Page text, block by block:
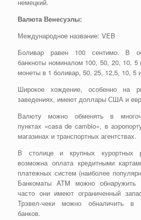
немецкий.
Валюта Венесуэлы:
Международное название: VEB
Боливар равен 100 сентимо. В
банкноты номиналом 100, 50, 20, 10, 5
монеты в 1 боливар, 50, 25, 12,5, 10, 5
Широкое хождение, особенно на
заведениях, имеют доллары США и
Валюту можно обменять в
пунктах «casa de cambio», в
магазинах и транспортных агентствах.
В столице и крупных курортных
возможна оплата кредитными
платежных систем (наиболее
Банкоматы ATM можно обнаружить
часто они имеют ограниченный
Трэвел-чеки можно обналичить в
банков.